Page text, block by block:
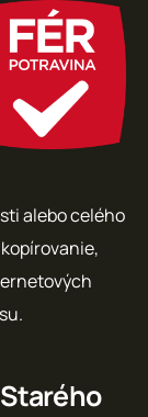
alebo celého